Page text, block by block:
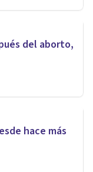
del aborto,
hace más